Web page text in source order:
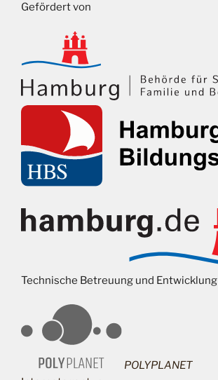
Gefördert von
Technische Betreuung und Entwicklung
POLYPLANET